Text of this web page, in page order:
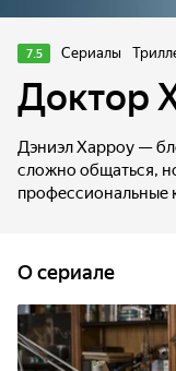
7.5 Сериалы
Доктор
Дэниэл Харроу —
сложно общаться,
профессиональные
не только его
O сериале